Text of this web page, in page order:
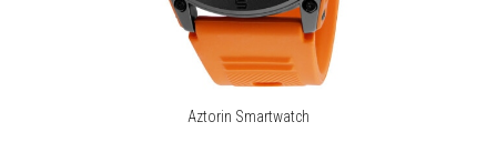
Aztorin Smartwatch